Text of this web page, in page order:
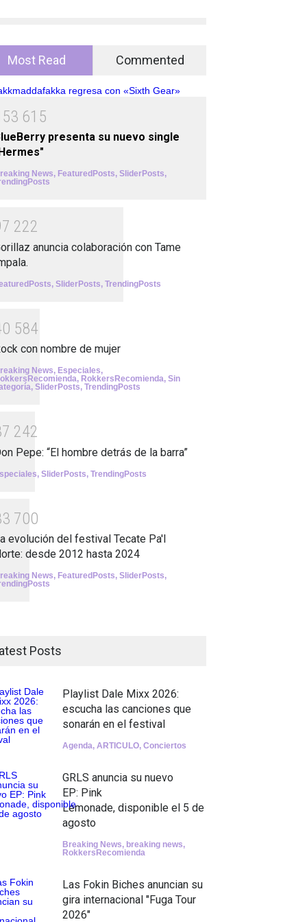
Most Read Commented
53 61 5
presenta su nuevo single
News, FeaturedPosts, SliderPosts,
7 222
anuncia colaboración con Tame
, SliderPosts, TrendingPosts
0 584
con nombre de mujer
News, Especiales,
, RokkersRecomienda, Sin
, SliderPosts, TrendingPosts
7 242
Pepe: “El hombre detrás de la barra”
, SliderPosts, TrendingPosts
3 700
evolución del festival Tecate Pa'l
desde 2012 hasta 2024
News, FeaturedPosts, SliderPosts,
Posts
Playlist Dale Mixx 2026:
escucha las canciones que
sonarán en el festival
Agenda, ARTICULO, Conciertos
GRLS anuncia su nuevo
EP: Pink
Lemonade, disponible el 5 de
agosto
Breaking News, breaking news,
RokkersRecomienda
Las Fokin Biches anuncian su
gira internacional "Fuga Tour
2026"